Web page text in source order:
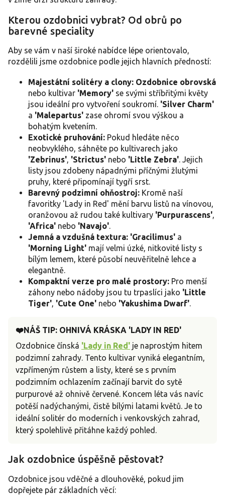
p
i
s
Kterou ozdobnici vybrat? Od obrů po
barevné speciality
Aby se vám v naší široké nabídce lépe orientovalo,
rozdělili jsme ozdobnice podle jejich hlavních předností:
Majestátní solitéry a clony: Ozdobnice obrovská
nebo kultivar 'Memory' se svými stříbřitými květy
jsou ideální pro vytvoření soukromí. 'Silver Charm'
a 'Malepartus' zase ohromí svou výškou a
bohatým kvetením.
Exotické pruhování: Pokud hledáte něco
neobvyklého, sáhněte po kultivarech jako
'Zebrinus', 'Strictus' nebo 'Little Zebra'. Jejich
listy jsou zdobeny nápadnými příčnými žlutými
pruhy, které připomínají tygří srst.
Barevný podzimní ohňostroj: Kromě naší
favoritky 'Lady in Red' mění barvu listů na vínovou,
oranžovou až rudou také kultivary 'Purpurascens',
'Africa' nebo 'Navajo'.
Jemná a vzdušná textura: 'Gracilimus' a
'Morning Light' mají velmi úzké, nitkovité listy s
bílým lemem, které působí neuvěřitelně lehce a
elegantně.
Kompaktní verze pro malé prostory: Pro menší
záhony nebo nádoby jsou tu trpaslíci jako 'Little
Tiger', 'Cute One' nebo 'Yakushima Dwarf'.
❤️NÁŠ TIP: OHNIVÁ KRÁSKA 'LADY IN RED'
Ozdobnice čínská 'Lady in Red' je naprostým hitem
podzimní zahrady. Tento kultivar vyniká elegantním,
vzpřímeným růstem a listy, které se s prvním
podzimním ochlazením začínají barvit do sytě
purpurové až ohnivě červené. Koncem léta vás navíc
potěší nadýchanými, čistě bílými latami květů. Je to
ideální solitér do moderních i venkovských zahrad,
který spolehlivě přitáhne každý pohled.
Jak ozdobnice úspěšně pěstovat?
Ozdobnice jsou vděčné a dlouhověké, pokud jim
dopřejete pár základních věcí: